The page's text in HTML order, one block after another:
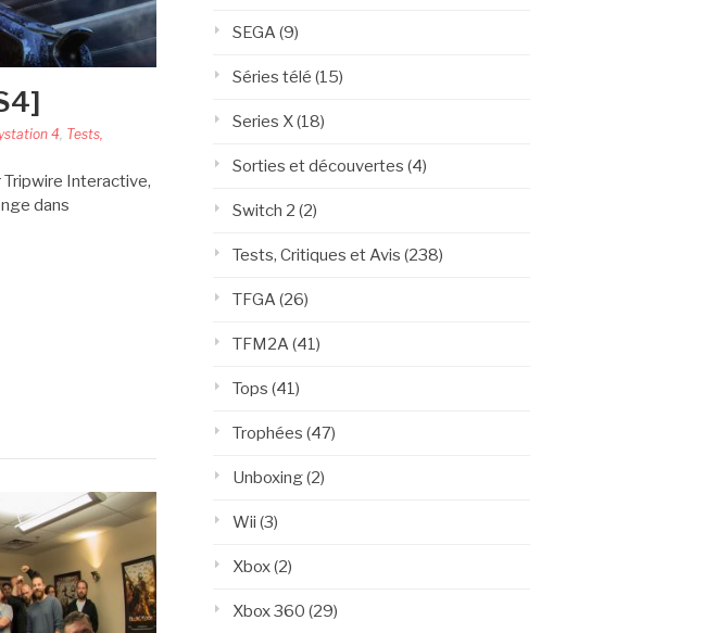
4 Tests,
Tripwire Interactive,
dans
SEGA (9)
Séries télé (15)
Series X(18)
Sorties et découvertes (4)
Switch 2 (2)
Tests, Critiques et Avis (238)
TFGA (26)
TFM2A (41)
Tops (41)
Trophées (47)
Unboxing(2)
Wii (3)
Xbox(2)
Xbox 360 (29)